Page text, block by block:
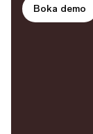
Boka demo